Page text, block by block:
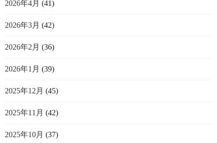
2026年4月 (41)
2026年3月 (42)
2026年2月 (36)
2026年1月 (39)
2025年12月 (45)
2025年11月 (42)
2025年10月 (37)